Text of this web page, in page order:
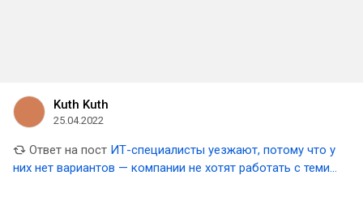
Kuth Kuth
25.04.2022
Ответ на пост ИТ-специалисты уезжают, потому что у
них нет вариантов — компании не хотят работать с теми,